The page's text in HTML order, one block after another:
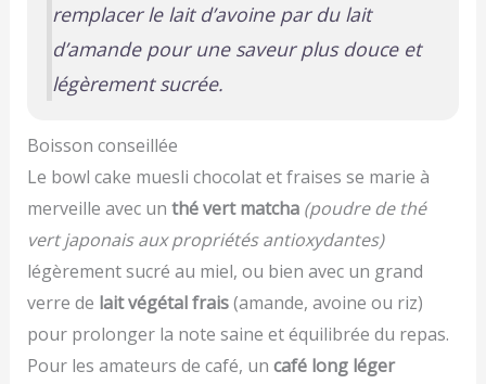
remplacer le lait d’avoine par du lait
d’amande pour une saveur plus douce et
légèrement sucrée.
Boisson conseillée
Le bowl cake muesli chocolat et fraises se marie à
merveille avec un thé vert matcha (poudre de thé
vert japonais aux propriétés antioxydantes)
légèrement sucré au miel, ou bien avec un grand
verre de lait végétal frais(amande, avoine ou riz)
pour prolonger la note saine et équilibrée du repas.
Pour les amateurs de café, un café long léger